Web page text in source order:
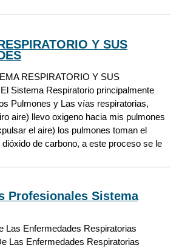
Y SUS
RESPIRATORIO Y SUS
Sistema Respiratorio principalmente
Pulmones y Las vías respiratorias,
aire) llevo oxigeno hacia mis pulmones
el aire) los pulmones toman el
de carbono, a este proceso se le
Profesionales Sistema
Las Enfermedades Respiratorias
Las Enfermedades Respiratorias